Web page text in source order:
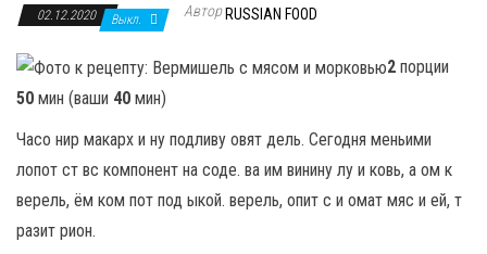
02.12.2020 Выкл. Автор RUSSIAN FOOD
2 порции
50 мин (ваши 40 мин)
Часо нир макарх и ну подливу овят дель. Сегодня меньими
лопот ст вс компонент на соде. ва им винину лу и ковь, а ом к
верель, ём ком пот под ыкой. верель, опит с и омат мяс и ей, т
разит рион.